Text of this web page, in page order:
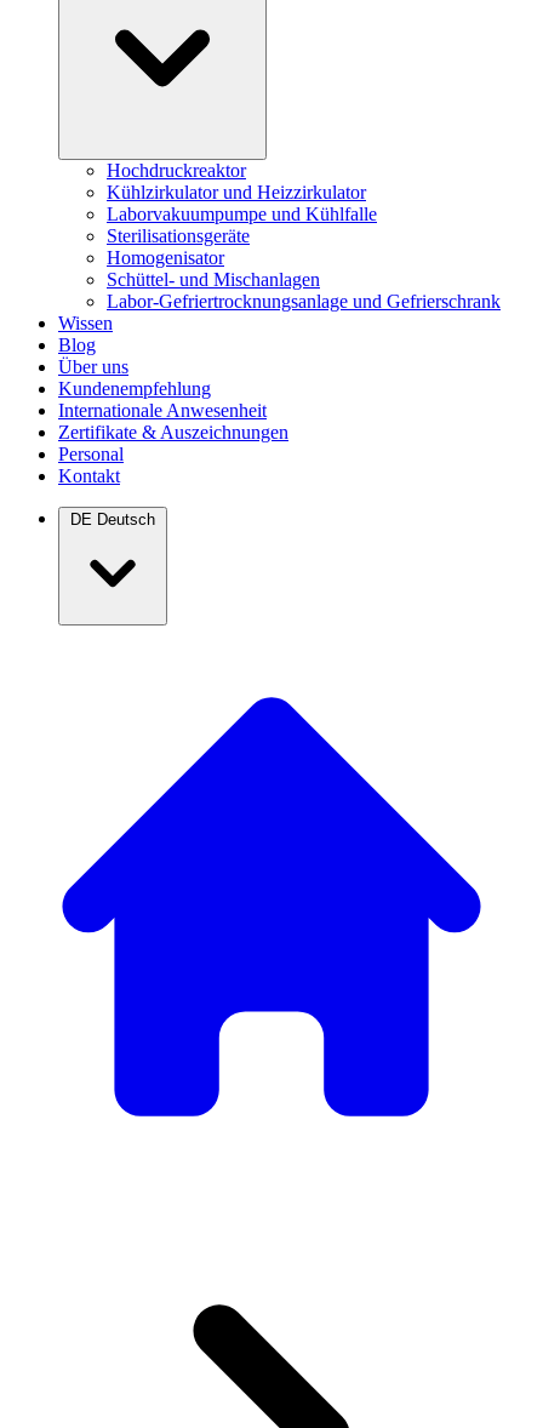
Hochdruckreaktor
Kühlzirkulator und Heizzirkulator
Laborvakuumpumpe und Kühlfalle
Sterilisationsgeräte
Homogenisator
Schüttel- und Mischanlagen
Labor-Gefriertrocknungsanlage und Gefrierschrank
Wissen
Blog
Über uns
Kundenempfehlung
Internationale Anwesenheit
Zertifikate & Auszeichnungen
Personal
Kontakt
DE Deutsch